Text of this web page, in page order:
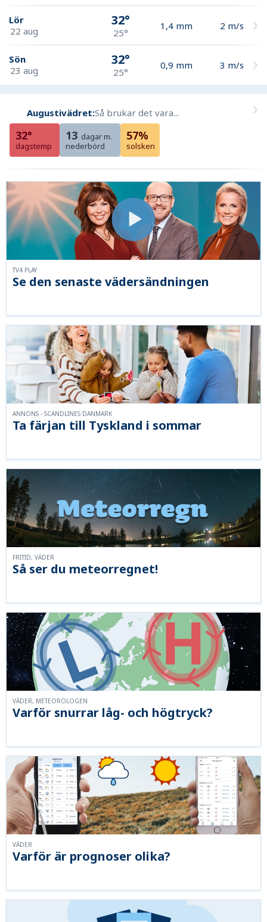
Lör
22 aug
32°
25°
1,4 mm 2 m/s
Sön
23 aug
32°
25°
0,9 mm 3 m/s
Augustivädret:Så brukar det vara...
32°
dagstemp
13 dagar m.
nederbörd
57%
solsken
Se den senaste vädersändningen
TV4 PLAY
Ta färjan till Tyskland i sommar
ANNONS - SCANDLINES DANMARK
Så ser du meteorregnet!
FRITID, VÄDER
Varför snurrar låg- och högtryck?
VÄDER, METEOROLOGEN
Varför är prognoser olika?
VÄDER